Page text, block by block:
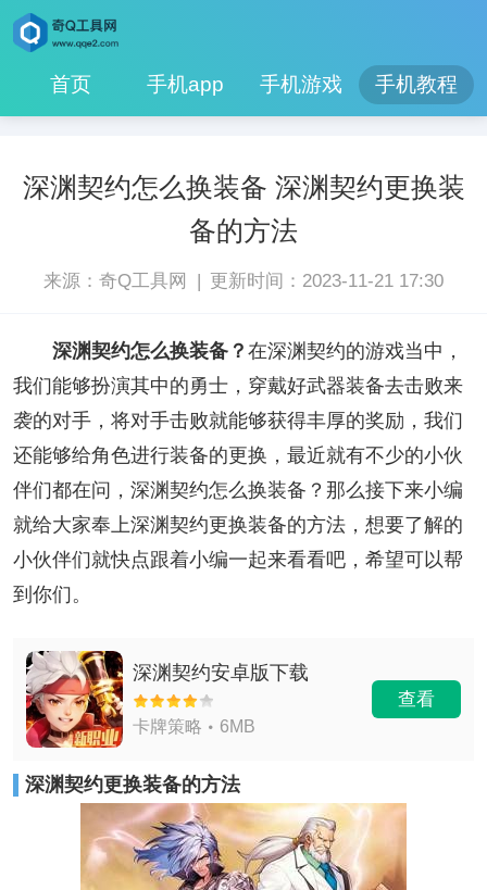
首页 手机app 手机游戏 手机教程
深渊契约怎么换装备 深渊契约更换装
备的方法
来源：奇Q工具网 | 更新时间：2023-11-21 17:30
深渊契约怎么换装备？ 在深渊契约的游戏当中，
我们能够扮演其中的勇士，穿戴好武器装备去击败来
袭的对手，将对手击败就能够获得丰厚的奖励，我们
还能够给角色进行装备的更换，最近就有不少的小伙
伴们都在问，深渊契约怎么换装备？那么接下来小编
就给大家奉上深渊契约更换装备的方法，想要了解的
小伙伴们就快点跟着小编一起来看看吧，希望可以帮
到你们。
深渊契约安卓版下载
卡牌策略 6MB
查看
深渊契约更换装备的方法